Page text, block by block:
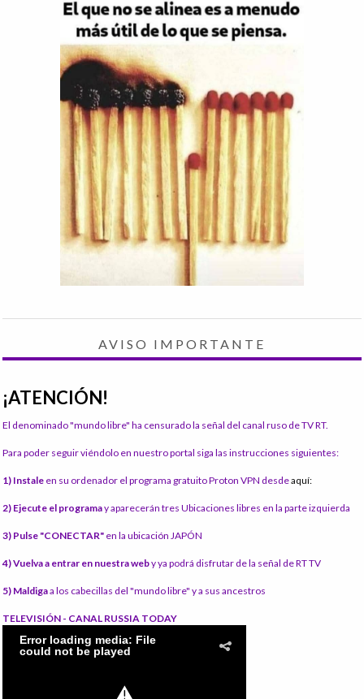
AVISO IMPORTANTE
¡ATENCIÓN!
El denominado "mundo libre" ha censurado la señal del canal ruso de TV RT.
Para poder seguir viéndolo en nuestro portal siga las instrucciones siguientes:
1) Instale en su ordenador el programa gratuito Proton VPN desdeaquí:
2) Ejecute el programay aparecerán tres Ubicaciones libres en la parte izquierda
3) Pulse "CONECTAR" en la ubicación JAPÓN
4) Vuelva a entrar en nuestra weby ya podrá disfrutar de la señal de RT TV
5) Maldigaa los cabecillas del "mundo libre" y a sus ancestros
TELEVISIÓN - CANAL RUSSIA TODAY